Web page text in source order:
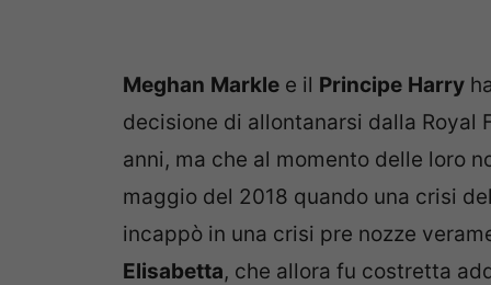
Meghan Markle e il Principe Harry
decisione di allontanarsi dalla Royal
anni, ma che al momento delle loro
maggio del 2018 quando una crisi
incappò in una crisi pre nozze
Elisabetta, che allora fu costretta